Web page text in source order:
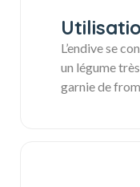
L’endive se
un légume
garnie de